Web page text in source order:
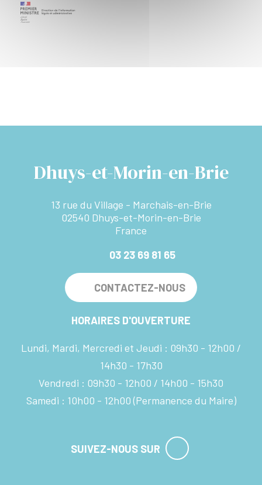
Dhuys-et-Morin-en-Brie
13 rue du Village - Marchais-en-Brie
02540 Dhuys-et-Morin-en-Brie
France
03 23 69 81 65
CONTACTEZ-NOUS
HORAIRES D'OUVERTURE
Lundi, Mardi, Mercredi et Jeudi : 09h30 - 12h00
14h30 - 17h30
Vendredi : 09h30 - 12h00
14h00 - 15h30
Samedi : 10h00 - 12h00 (Permanence du Maire)
SUIVEZ-NOUS SUR